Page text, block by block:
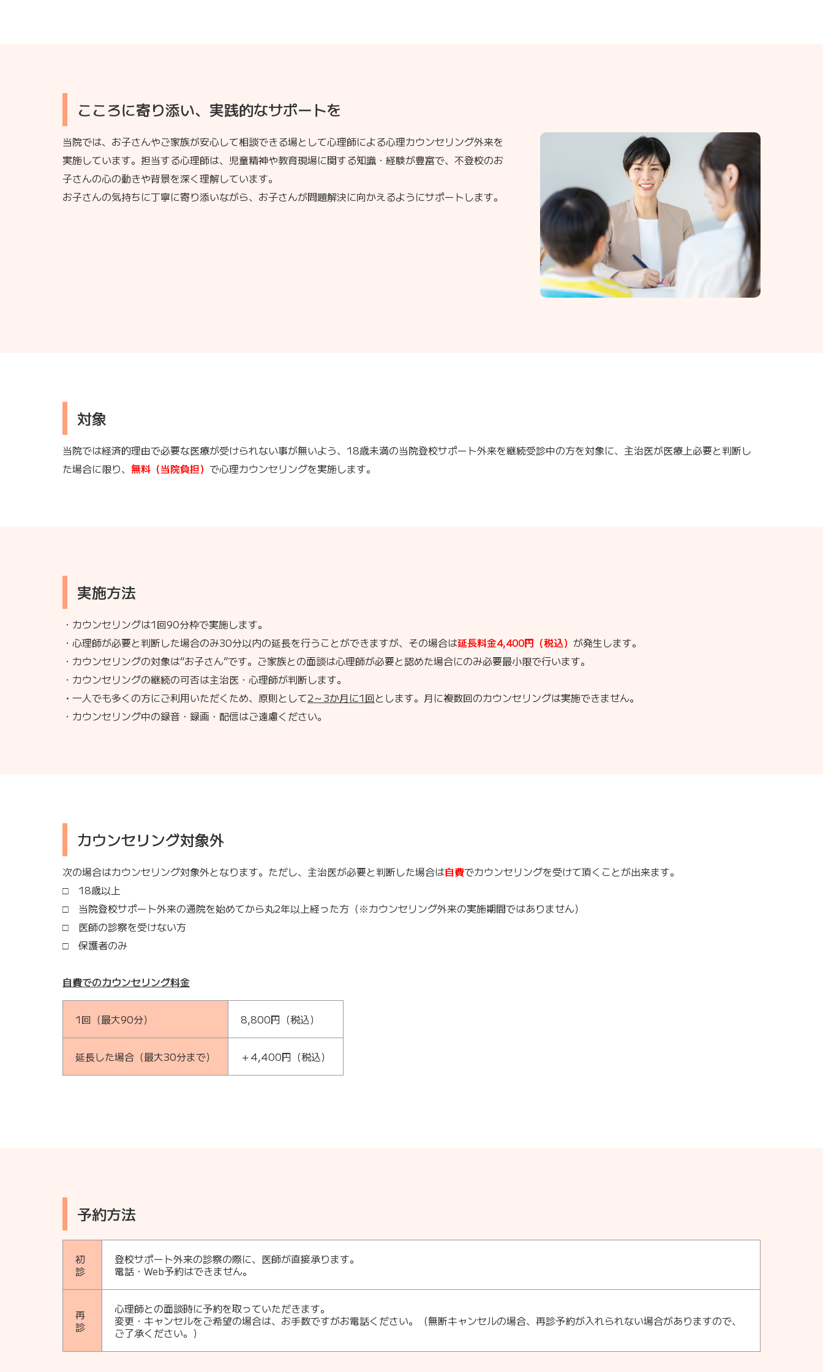
こころに寄り添い、実践的なサポートを
当院では、お子さんやご家族が安心して相談できる場として心理師による心理カウンセリング外来を
実施しています。担当する心理師は、児童精神や教育現場に関する知識・経験が豊富で、不登校のお
子さんの心の動きや背景を深く理解しています。
お子さんの気持ちに丁寧に寄り添いながら、お子さんが問題解決に向かえるようにサポートします。
対象
当院では経済的理由で必要な医療が受けられない事が無いよう、18歳未満の当院登校サポート外来を継続受診中の方を対象に、主治医が医療上必要と判断し
た場合に限り、 無料（当院負担） で心理カウンセリングを実施します。
実施方法
・カウンセリングは1回90分枠で実施します。
・心理師が必要と判断した場合のみ30分以内の延長を行うことができますが、その場合は延長料金4,400円（税込） が発生します。
・カウンセリングの対象は“お子さん”です。ご家族との面談は心理師が必要と認めた場合にのみ必要最小限で行います。
・カウンセリングの継続の可否は主治医・心理師が判断します。
・ 一人でも多くの方にご利用いただくため、原則として2～3か月に1回とします。月に複数回のカウンセリングは実施できません。
・カウンセリング中の録音・録画・配信はご遠慮ください。
カウンセリング対象外
次の場合はカウンセリング対象外となります。ただし、主治医が必要と判断した場合は自費でカウンセリングを受けて頂くことが出来ます。
□ 18歳以上
□ 当院登校サポート外来の通院を始めてから丸2年以上経った方（※カウンセリング外来の実施期間ではありません）
□ 医師の診察を受けない方
□ 保護者のみ
自費でのカウンセリング料金
1回（最大90分） 8,800円（税込）
延長した場合（最大30分まで） ＋4,400円（税込）
予約方法
初
診
登校サポート外来の診察の際に、医師が直接承ります。
電話・Web予約はできません。
再
診
心理師との面談時に予約を取っていただきます。
変更・キャンセルをご希望の場合は、お手数ですがお電話ください。（無断キャンセルの場合、再診予約が入れられない場合がありますので、
ご了承ください。）